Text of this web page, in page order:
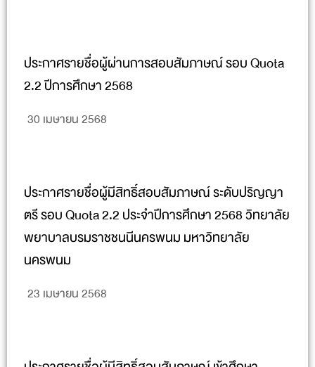
ประกาศรายชื่อผู้ผ่านการสอบสัมภาษณ์ รอบ Quota
2.2 ปีการศึกษา 2568
30 เมษายน 2568
ประกาศรายชื่อผู้มีสิทธิ์สอบสัมภาษณ์ ระดับปริญญา
ตรี รอบ Quota 2.2 ประจำปีการศึกษา 2568 วิทยาลัย
พยาบาลบรมราชชนนีนครพนม มหาวิทยาลัย
นครพนม
23 เมษายน 2568